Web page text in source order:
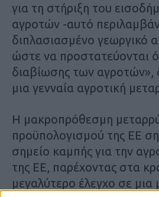
για τη στήριξη του
αγροτών -αυτό
διπλασιασµένο γεωργικό
ώστε να προστατεύονται
διαβίωσης των αγροτών»,
µια γενναία αγροτική
H µακροπρόθεσµη
προϋπολογισµού της ΕΕ
σηµείο καµπής για την
της ΕΕ, παρέχοντας στα
µεγαλύτερο έλεγχο σε µια